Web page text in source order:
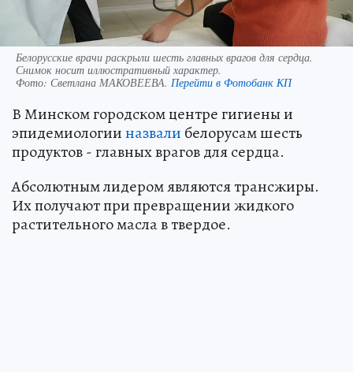
Белорусские врачи раскрыли шесть главных врагов для сердца.
Снимок носит иллюстративный характер.
Фото: Светлана МАКОВЕЕВА. Перейти в Фотобанк КП
В Минском городском центре гигиены и
эпидемиологииназвали белорусам шесть
продуктов - главных врагов для сердца.
Абсолютным лидером являются трансжиры.
Их получают при превращении жидкого
растительного масла в твердое.